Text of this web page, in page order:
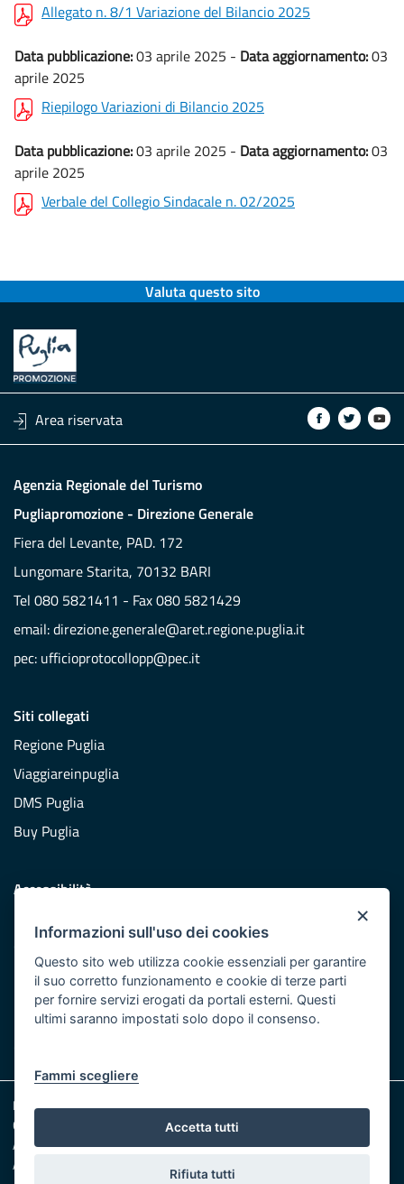
×
Informazioni sull'uso dei cookies
Questo sito web utilizza cookie essenziali per garantire
il suo corretto funzionamento e cookie di terze parti
per fornire servizi erogati da portali esterni. Questi
ultimi saranno impostati solo dopo il consenso.
Fammi scegliere
Accetta tutti
Rifiuta tutti
Allegato n. 8/1 Variazione del Bilancio 2025
Data pubblicazione:03 aprile 2025 - Data aggiornamento:03
aprile 2025
Riepilogo Variazioni di Bilancio 2025
Data pubblicazione:03 aprile 2025 - Data aggiornamento:03
aprile 2025
Verbale del Collegio Sindacale n. 02/2025
Valuta questo sito
Area riservata
Agenzia Regionale del Turismo
Pugliapromozione - Direzione Generale
Fiera del Levante, PAD. 172
Lungomare Starita, 70132 BARI
Tel 080 5821411 - Fax 080 5821429
email:direzione.generale@aret.regione.puglia.it
pec: ufficioprotocollopp@pec.it
Siti collegati
Regione Puglia
Viaggiareinpuglia
DMS Puglia
Buy Puglia
Accessibilità
Redazione
Responsabili pubblicazione
Note legali
Cookie e Privacy
Amministrazione trasparente
Albo pretorio